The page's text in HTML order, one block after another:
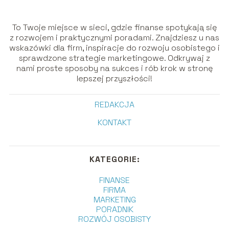
To Twoje miejsce w sieci, gdzie finanse spotykają się
z rozwojem i praktycznymi poradami. Znajdziesz u nas
wskazówki dla firm, inspiracje do rozwoju osobistego i
sprawdzone strategie marketingowe. Odkrywaj z
nami proste sposoby na sukces i rób krok w stronę
lepszej przyszłości!
REDAKCJA
KONTAKT
KATEGORIE:
FINANSE
FIRMA
MARKETING
PORADNIK
ROZWÓJ OSOBISTY